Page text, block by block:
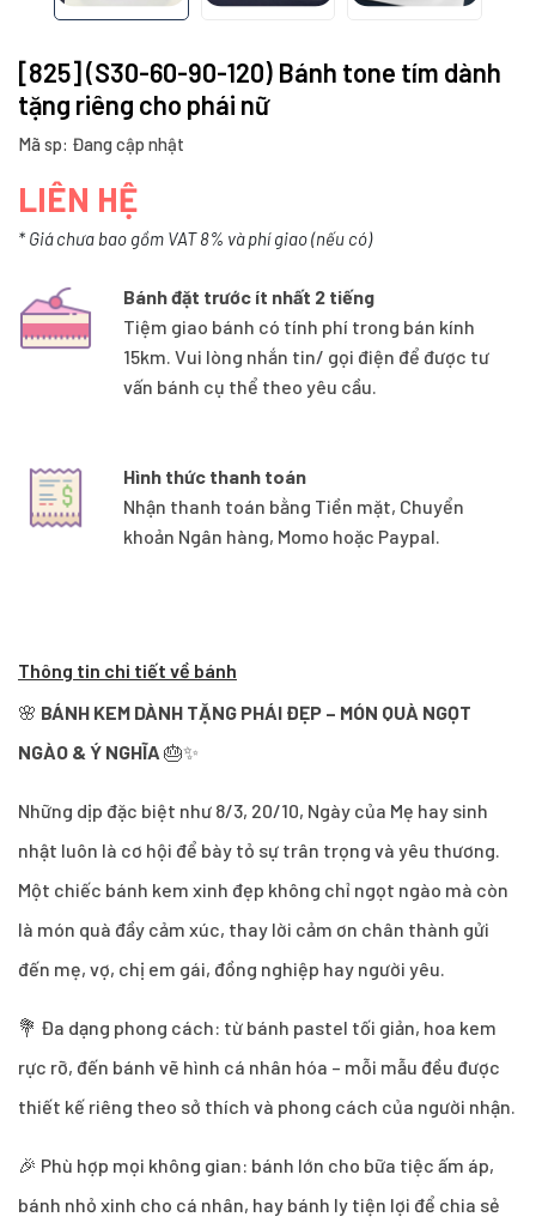
[825] (S30-60-90-120) Bánh tone tím dành
tặng riêng cho phái nữ
Mã sp: Đang cập nhật
LIÊN HỆ
* Giá chưa bao gồm VAT 8% và phí giao (nếu có)
Bánh đặt trước ít nhất 2 tiếng
Tiệm giao bánh có tính phí trong bán kính
15km. Vui lòng nhắn tin/ gọi điện để được tư
vấn bánh cụ thể theo yêu cầu.
Hình thức thanh toán
Nhận thanh toán bằng Tiền mặt, Chuyển
khoản Ngân hàng, Momo hoặc Paypal.
Thông tin chi tiết về bánh
🌸 BÁNH KEM DÀNH TẶNG PHÁI ĐẸP – MÓN QUÀ NGỌT
NGÀO & Ý NGHĨA 🎂✨
Những dịp đặc biệt như 8/3, 20/10, Ngày của Mẹ hay sinh
nhật luôn là cơ hội để bày tỏ sự trân trọng và yêu thương.
Một chiếc bánh kem xinh đẹp không chỉ ngọt ngào mà còn
là món quà đầy cảm xúc, thay lời cảm ơn chân thành gửi
đến mẹ, vợ, chị em gái, đồng nghiệp hay người yêu.
💐 Đa dạng phong cách: từ bánh pastel tối giản, hoa kem
rực rỡ, đến bánh vẽ hình cá nhân hóa – mỗi mẫu đều được
thiết kế riêng theo sở thích và phong cách của người nhận.
🎉 Phù hợp mọi không gian: bánh lớn cho bữa tiệc ấm áp,
bánh nhỏ xinh cho cá nhân, hay bánh ly tiện lợi để chia sẻ